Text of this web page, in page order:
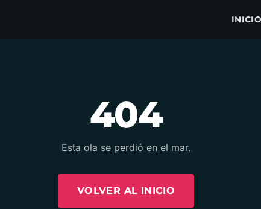
404
Esta ola se perdió en el mar.
VOLVER AL INICIO